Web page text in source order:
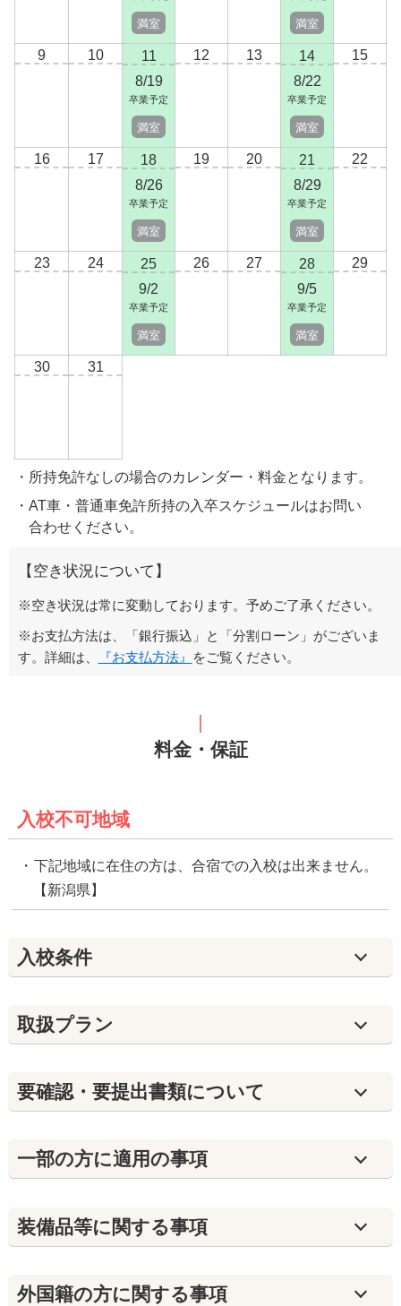
満室 満室
9 10
11
8/19
卒業予定
満室
12 13
14
8/22
卒業予定
満室
15
16 17
18
8/26
卒業予定
満室
19 20
21
8/29
卒業予定
満室
22
23 24
25
9/2
卒業予定
満室
26 27
28
9/5
卒業予定
満室
29
30 31
所持免許なしの場合のカレンダー・料金となります。
AT車・普通車免許所持の入卒スケジュールはお問い
合わせください。
【空き状況について】
※空き状況は常に変動しております。予めご了承ください。
※お支払方法は、「銀行振込」と「分割ローン」がございま
す。詳細は、
『お支払方法』 をご覧ください。
料金・保証
入校不可地域
下記地域に在住の方は、合宿での入校は出来ません。
【新潟県】
入校条件
取扱プラン
要確認・要提出書類について
⼀部の方に適用の事項
装備品等に関する事項
外国籍の方に関する事項